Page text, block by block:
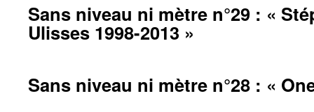
Sans niveau ni mètre n°29 : «
Ulisses 1998-2013 »
Sans niveau ni mètre n°28 : «